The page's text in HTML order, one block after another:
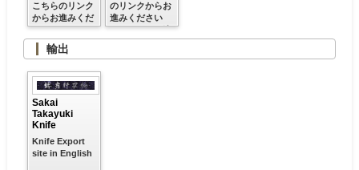
こちらのリンク
からお進みくだ
さい
のリンクからお
進みください
※クレジット決
済ご利用可
輸出
Sakai
Takayuki
Knife
Knife Export
site in English